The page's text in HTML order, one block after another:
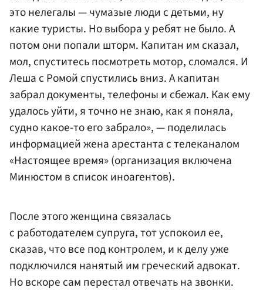
это нелегалы — чумазые люди с детьми, ну
какие туристы. Но выбора у ребят не было. А
потом они попали шторм. Капитан им сказал,
мол, спуститесь посмотреть мотор, сломался. И
Леша с Ромой спустились вниз. А капитан
забрал документы, телефоны и сбежал. Как ему
удалось уйти, я точно не знаю, как я поняла,
судно какое-то его забрало», — поделилась
информацией жена арестанта с телеканалом
«Настоящее время» (организация включена
Минюстом в список иноагентов).
После этого женщина связалась
с работодателем супруга, тот успокоил ее,
сказав, что все под контролем, и к делу уже
подключился нанятый им греческий адвокат.
Но вскоре сам перестал отвечать на звонки.